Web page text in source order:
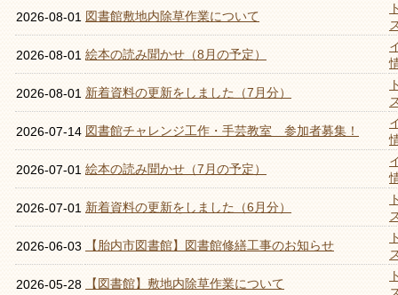
2026-08-01 図書館敷地内除草作業について
2026-08-01 絵本の読み聞かせ（8月の予定）
2026-08-01 新着資料の更新をしました（7月分）
2026-07-14 図書館チャレンジ工作・手芸教室 参加者募集！
2026-07-01 絵本の読み聞かせ（7月の予定）
2026-07-01 新着資料の更新をしました（6月分）
2026-06-03 【胎内市図書館】図書館修繕工事のお知らせ
2026-05-28 【図書館】敷地内除草作業について